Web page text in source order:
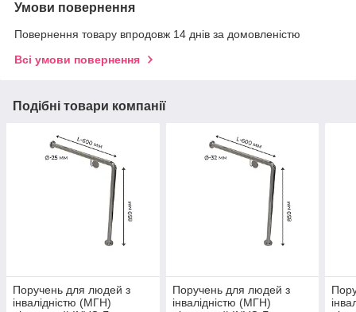
Умови повернення
Повернення товару впродовж 14 днів за домовленістю
Всі умови повернення
Подібні товари компанії
Поручень для людей з
інвалідністю (МГН)
Поручень для людей з
інвалідністю (МГН)